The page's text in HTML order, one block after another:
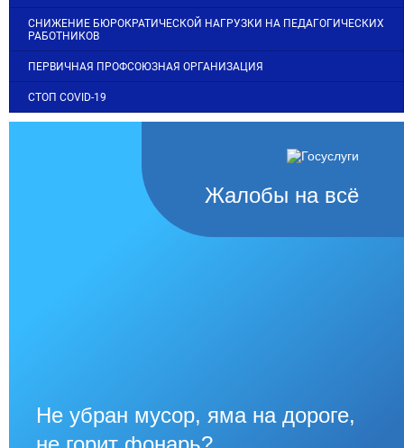
СНИЖЕНИЕ БЮРОКРАТИЧЕСКОЙ НАГРУЗКИ НА ПЕДАГОГИЧЕСКИХ
РАБОТНИКОВ
ПЕРВИЧНАЯ ПРОФСОЮЗНАЯ ОРГАНИЗАЦИЯ
СТОП COVID-19
Жалобы на всё
Не убран мусор, яма на дороге,